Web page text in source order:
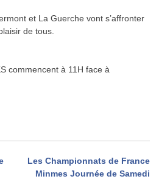
et La Guerche vont s’affronter
de tous.
commencent à 11H face à
Les Championnats de France
Minmes Journée de Samedi